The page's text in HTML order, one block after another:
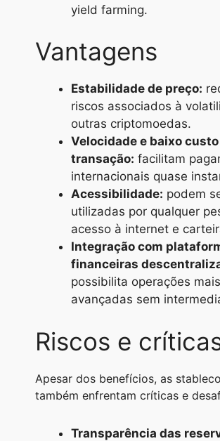
yield farming.
Vantagens
Estabilidade de preço:
riscos associados à
outras criptomoedas.
Velocidade e baixo
transação: facilitam
internacionais quase
Acessibilidade: podem
utilizadas por qualquer
acesso à internet e
Integração com
financeiras
possibilita operações mais
avançadas sem
Riscos e
Apesar dos benefícios, as
também enfrentam críticas e
Transparência das